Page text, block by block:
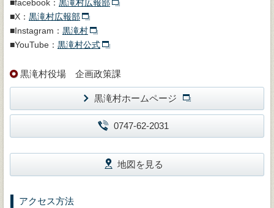
■facebook： 黒滝村広報部
■X： 黒滝村広報部
■Instagram： 黒滝村
■YouTube： 黒滝村公式
黒滝村役場 企画政策課
黒滝村ホームページ
0747-62-2031
地図を見る
アクセス方法